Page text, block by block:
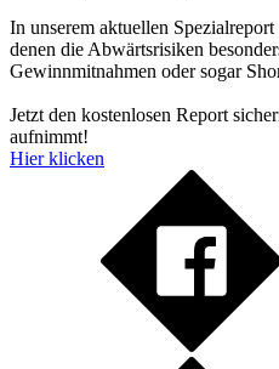
In unserem aktuellen
denen die Abwärtsrisiken
Gewinnmitnahmen oder sogar
Jetzt den kostenlosen Report
aufnimmt!
Hier klicken